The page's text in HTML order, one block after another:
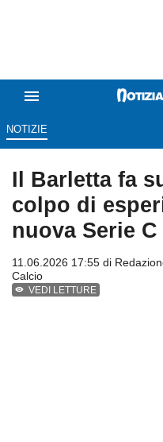
NOTIZIE
Il Barletta fa
colpo di
nuova Serie C
11.06.2026 17:55 di
Calcio
VEDI LETTURE